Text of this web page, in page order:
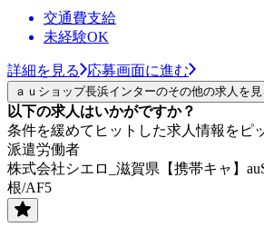
交通費支給
未経験OK
詳細を見る 応募画面に進む
ａｕショップ長浜インターのその他の求人を見
以下の求人はいかがですか？
条件を緩めてヒットした求人情報をピ
派遣労働者
株式会社シエロ_滋賀県【携帯キャ】
根/AF5